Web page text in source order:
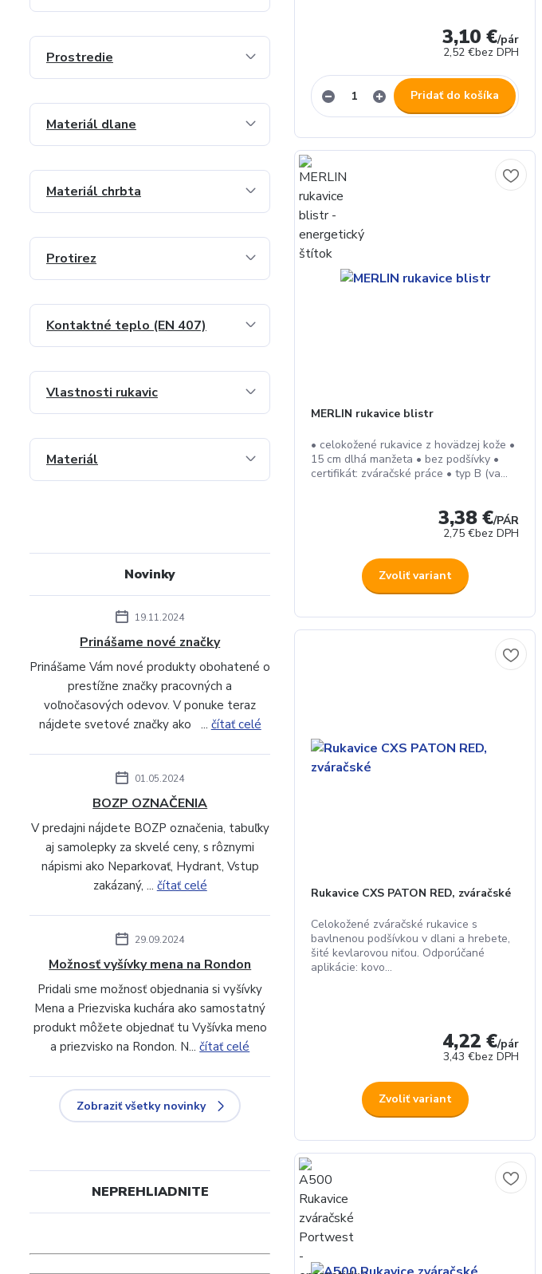
3,10 €/pár
2,52 €bez DPH
Pridať do košíka
MERLIN rukavice blistr
• celokožené rukavice z hovädzej kože •
15 cm dlhá manžeta • bez podšívky •
certifikát: zváračské práce • typ B (va...
3,38 €/PÁR
2,75 €bez DPH
Zvoliť variant
Rukavice CXS PATON RED, zváračské
Celokožené zváračské rukavice s
bavlnenou podšívkou v dlani a hrebete,
šité kevlarovou niťou. Odporúčané
aplikácie: kovo...
4,22 €/pár
3,43 €bez DPH
Zvoliť variant
Prostredie
Materiál dlane
Materiál chrbta
Protirez
Kontaktné teplo (EN 407)
Vlastnosti rukavic
Materiál
Novinky
19.11.2024
Prinášame nové značky
Prinášame Vám nové produkty obohatené o
prestížne značky pracovných a
voľnočasových odevov. V ponuke teraz
nájdete svetové značky ako ... čítať celé
01.05.2024
BOZP OZNAČENIA
V predajni nájdete BOZP označenia, tabuľky
aj samolepky za skvelé ceny, s rôznymi
nápismi ako Neparkovať, Hydrant, Vstup
zakázaný, ... čítať celé
29.09.2024
Možnosť vyšívky mena na Rondon
Pridali sme možnosť objednania si vyšívky
Mena a Priezviska kuchára ako samostatný
produkt môžete objednať tu Vyšívka meno
a priezvisko na Rondon. N...čítať celé
Zobraziť všetky novinky
NEPREHLIADNITE